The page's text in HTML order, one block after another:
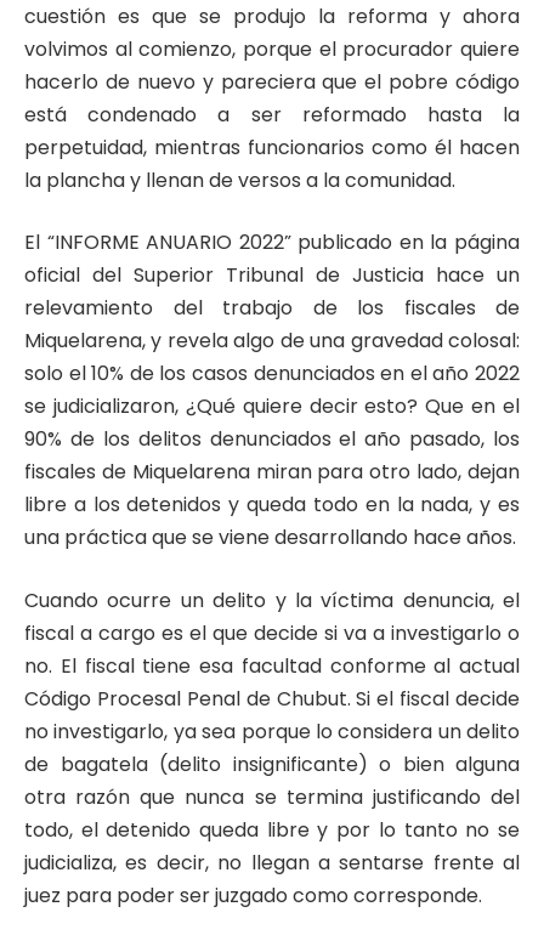
cuestión es que se produjo la reforma y ahora
volvimos al comienzo, porque el procurador quiere
hacerlo de nuevo y pareciera que el pobre código
está condenado a ser reformado hasta la
perpetuidad, mientras funcionarios como él hacen
la plancha y llenan de versos a la comunidad.
El “INFORME ANUARIO 2022” publicado en la página
oficial del Superior Tribunal de Justicia hace un
relevamiento del trabajo de los fiscales de
Miquelarena, y revela algo de una gravedad colosal:
solo el 10% de los casos denunciados en el año 2022
se judicializaron, ¿Qué quiere decir esto? Que en el
90% de los delitos denunciados el año pasado, los
fiscales de Miquelarena miran para otro lado, dejan
libre a los detenidos y queda todo en la nada, y es
una práctica que se viene desarrollando hace años.
Cuando ocurre un delito y la víctima denuncia, el
fiscal a cargo es el que decide si va a investigarlo o
no. El fiscal tiene esa facultad conforme al actual
Código Procesal Penal de Chubut. Si el fiscal decide
no investigarlo, ya sea porque lo considera un delito
de bagatela (delito insignificante) o bien alguna
otra razón que nunca se termina justificando del
todo, el detenido queda libre y por lo tanto no se
judicializa, es decir, no llegan a sentarse frente al
juez para poder ser juzgado como corresponde.